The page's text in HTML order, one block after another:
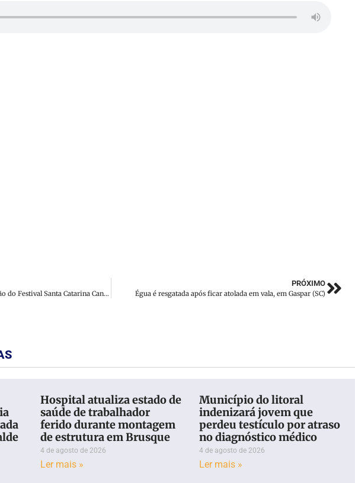
Governo do Estado lança 2ªedição do Festival Santa Catarina Canta voltado à música brasileira
PRÓXIMO
Égua é resgatada após ficar atolada em vala, em Gaspar (SC)
Hospital atualiza estado de
saúde de trabalhador
ferido durante montagem
de estrutura em Brusque
4 de agosto de 2026
Ler mais »
Município do litoral
indenizará jovem que
perdeu testículo por atraso
no diagnóstico médico
4 de agosto de 2026
Ler mais »